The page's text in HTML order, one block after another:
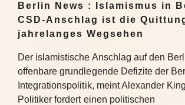
Berlin News : Islamismus in
CSD-Anschlag ist die
jahrelanges Wegsehen
Der islamistische Anschlag auf den
offenbare grundlegende Defizite der
Integrationspolitik, meint Alexander
Politiker fordert einen politischen